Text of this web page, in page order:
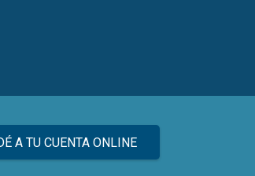
A TU CUENTA ONLINE